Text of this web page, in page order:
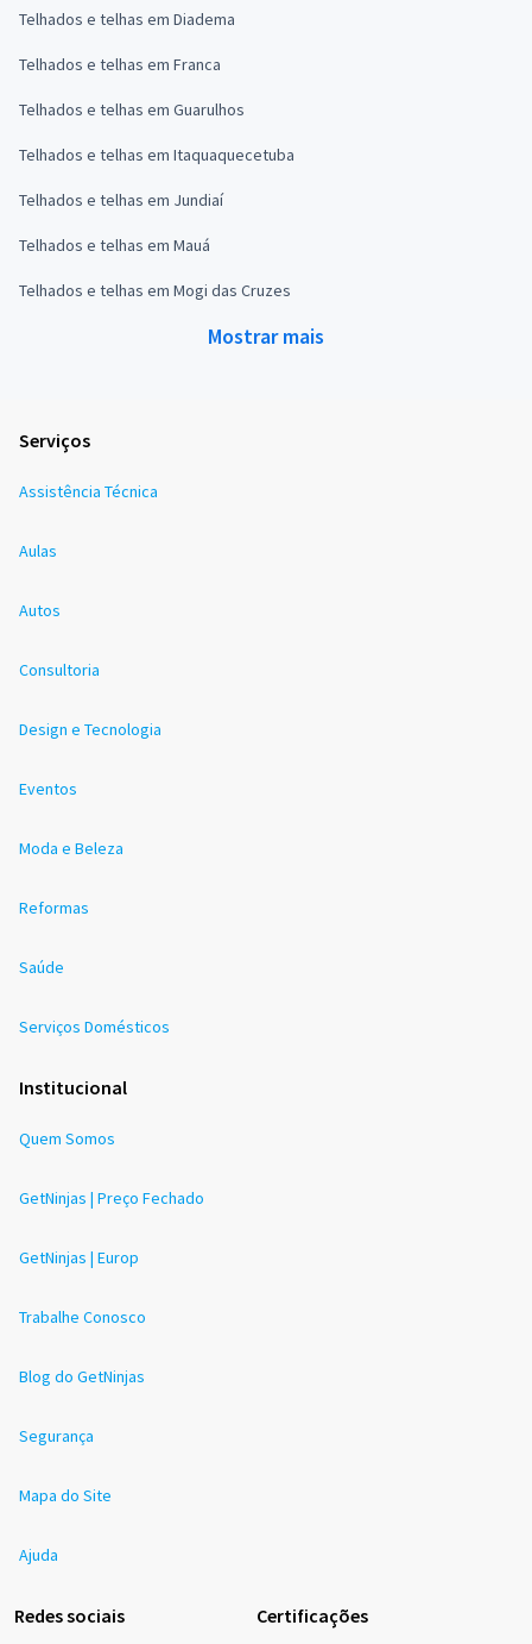
Telhados e telhas em Diadema
Telhados e telhas em Franca
Telhados e telhas em Guarulhos
Telhados e telhas em Itaquaquecetuba
Telhados e telhas em Jundiaí
Telhados e telhas em Mauá
Telhados e telhas em Mogi das Cruzes
Mostrar mais
Serviços
Assistência Técnica
Aulas
Autos
Consultoria
Design e Tecnologia
Eventos
Moda e Beleza
Reformas
Saúde
Serviços Domésticos
Institucional
Quem Somos
GetNinjas | Preço Fechado
GetNinjas | Europ
Trabalhe Conosco
Blog do GetNinjas
Segurança
Mapa do Site
Ajuda
Redes sociais Certificações